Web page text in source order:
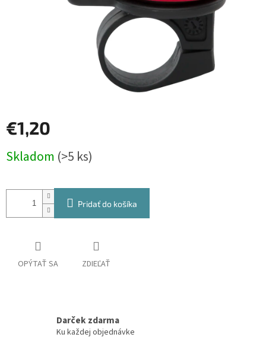
€1,20
cena:
Skladom (>5 ks)
Pridať do košíka
OPÝTAŤ SA ZDIEĽAŤ
Darček zdarma
Ku každej objednávke